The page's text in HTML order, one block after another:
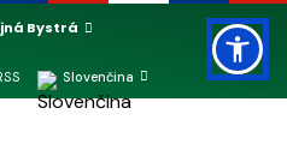
Bystrá
Slovenčina